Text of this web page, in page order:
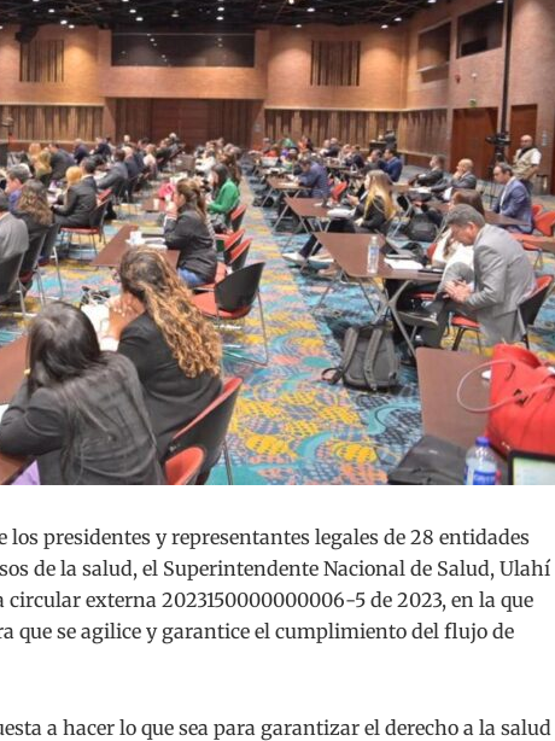
los presidentes y representantes legales de 28 entidades
de la salud, el Superintendente Nacional de Salud, Ulahí
externa 2023150000000006-5 de 2023, en la que
que se agilice y garantice el cumplimiento del flujo de
a hacer lo que sea para garantizar el derecho a la salud